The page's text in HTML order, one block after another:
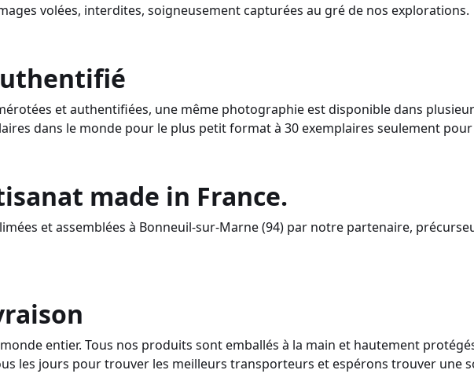
volées, interdites, soigneusement capturées au gré de nos explorations.
et authentifiées, une même photographie est disponible dans
dans le monde pour le plus petit format à 30 exemplaires seulement
made in France.
et assemblées à Bonneuil-sur-Marne (94) par notre partenaire,
entier. Tous nos produits sont emballés à la main et hautement
les jours pour trouver les meilleurs transporteurs et espérons trouver une